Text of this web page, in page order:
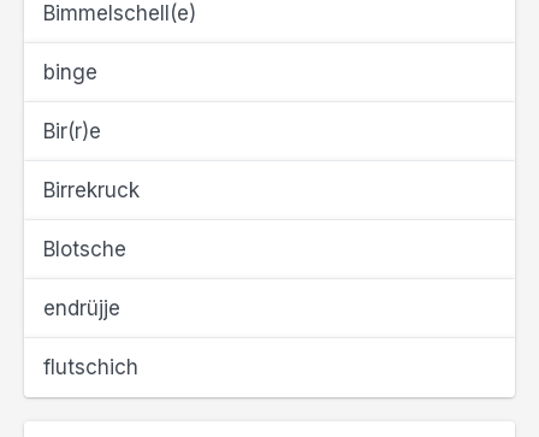
Bimmelschell(e)
binge
Bir(r)e
Birrekruck
Blotsche
endrüjje
flutschich